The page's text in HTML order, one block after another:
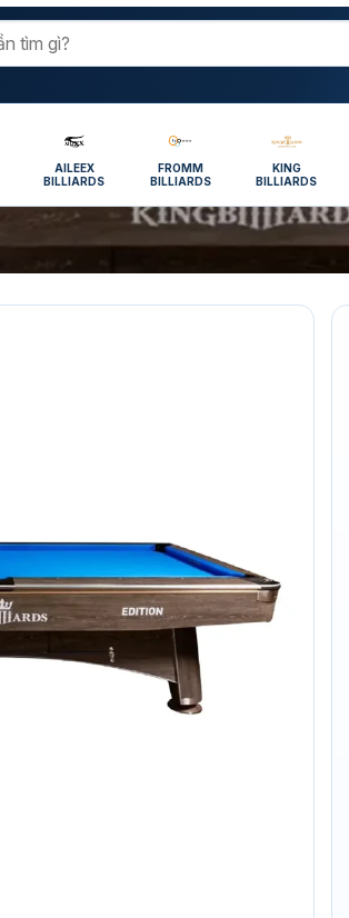
AILEEX
BILLIARDS
FROMM
BILLIARDS
KING
BILLIARDS